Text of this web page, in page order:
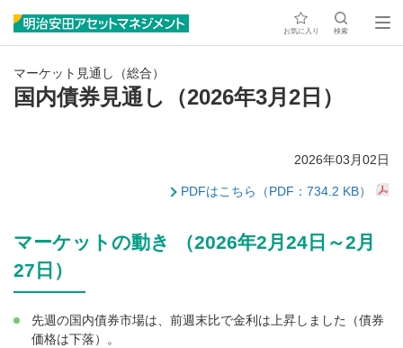
お気に入り 検索
マーケット見通し（総合）
国内債券見通し（2026年3月2日）
2026年03月02日
PDFはこちら（PDF：734.2 KB）
マーケットの動き （2026年2月24日～2月
27日）
先週の国内債券市場は、前週末比で金利は上昇しました（債券
価格は下落）。